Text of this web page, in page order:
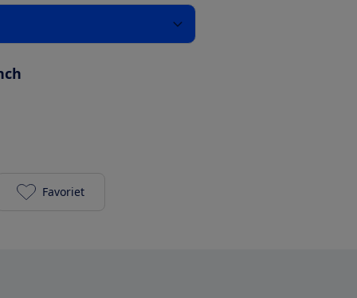
Google Pixel 4 (128 GB) - Just Black toevoegen
Favoriet